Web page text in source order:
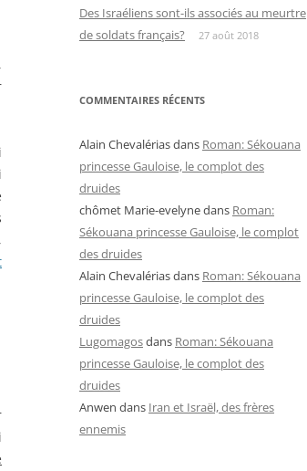
,
Des Israéliens sont-ils associés au meurtre
de soldats français?
27 août 2018
COMMENTAIRES RÉCENTS
Alain Chevalériasdans Roman: Sékouana
princesse Gauloise, le complot des
druides
chômet Marie-evelynedans Roman:
Sékouana princesse Gauloise, le complot
des druides
Alain Chevalériasdans Roman: Sékouana
princesse Gauloise, le complot des
druides
Lugomagosdans Roman: Sékouana
princesse Gauloise, le complot des
druides
Anwen dans Iran et Israël, des frères
ennemis